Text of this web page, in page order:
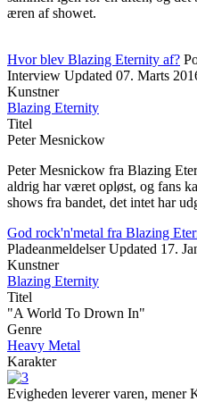
æren af showet.
Hvor blev Blazing Eternity af?
Interview Updated 07. Marts
Kunstner
Blazing Eternity
Titel
Peter Mesnickow
Peter Mesnickow fra Blazing
aldrig har været opløst, og fans
shows fra bandet, det intet har
God rock'n'metal fra Blazing
Pladeanmeldelser Updated 17.
Kunstner
Blazing Eternity
Titel
"A World To Drown In"
Genre
Heavy Metal
Karakter
Evigheden leverer varen, mener